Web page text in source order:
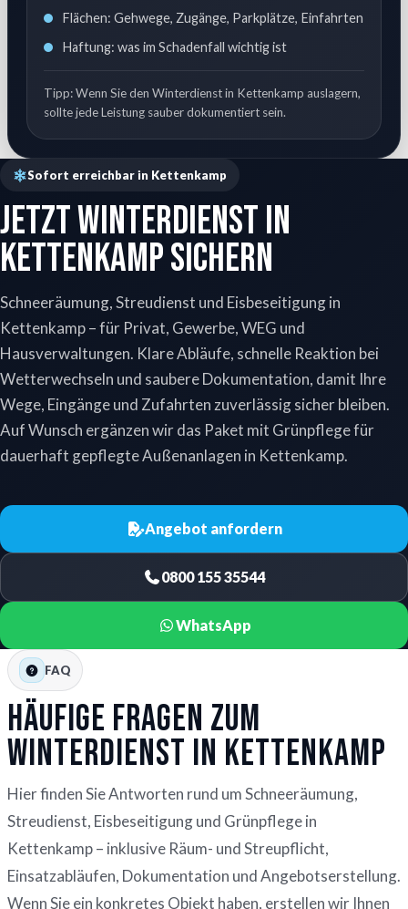
Flächen: Gehwege, Zugänge, Parkplätze, Einfahrten
Haftung: was im Schadenfall wichtig ist
Tipp: Wenn Sie den Winterdienst in Kettenkamp auslagern,
sollte jede Leistung sauber dokumentiert sein.
Sofort erreichbar in Kettenkamp
Jetzt Winterdienst in
Kettenkamp sichern
Schneeräumung, Streudienst und Eisbeseitigung in
Kettenkamp – für Privat, Gewerbe, WEG und
Hausverwaltungen. Klare Abläufe, schnelle Reaktion bei
Wetterwechseln und saubere Dokumentation, damit Ihre
Wege, Eingänge und Zufahrten zuverlässig sicher bleiben.
Auf Wunsch ergänzen wir das Paket mit Grünpflege für
dauerhaft gepflegte Außenanlagen in Kettenkamp.
Angebot anfordern
0800 155 35544
WhatsApp
FAQ
Häufige Fragen zum
Winterdienst in Kettenkamp
Hier finden Sie Antworten rund um Schneeräumung,
Streudienst, Eisbeseitigung und Grünpflege in
Kettenkamp – inklusive Räum- und Streupflicht,
Einsatzabläufen, Dokumentation und Angebotserstellung.
Wenn Sie ein konkretes Objekt haben, erstellen wir Ihnen